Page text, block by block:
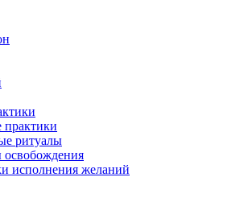
практики
ритуалы
освобождения
исполнения желаний